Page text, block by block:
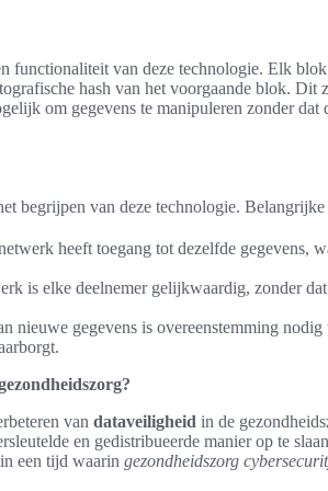
functionaliteit van deze technologie. Elk
hash van het voorgaande blok. Dit
om gegevens te manipuleren zonder dat
begrijpen van deze technologie. Belangrijke
heeft toegang tot dezelfde gegevens,
is elke deelnemer gelijkwaardig, zonder
nieuwe gegevens is overeenstemming nodig
van dataveiligheid in de
en gedistribueerde manier op te
een tijd waarin gezondheidszorg